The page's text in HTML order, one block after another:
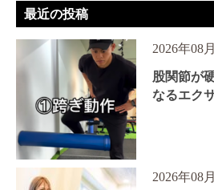
最近の投稿
2026年08
股関節が
なるエク
2026年08